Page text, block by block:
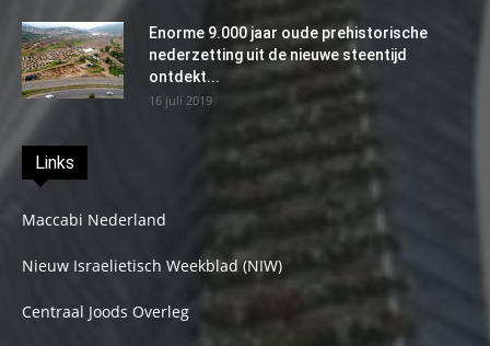
Enorme 9.000 jaar oude prehistorische
nederzetting uit de nieuwe steentijd
ontdekt...
16 juli 2019
Links
Maccabi Nederland
Nieuw Israelietisch Weekblad (NIW)
Centraal Joods Overleg